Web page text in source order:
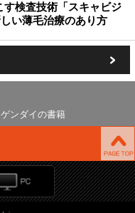
検査技術「スキャビジ
い薄毛治療のあり方
ゲンダイの書籍